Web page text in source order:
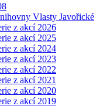
Vlasty Javořické
z akcí 2026
z akcí 2025
z akcí 2024
z akcí 2023
z akcí 2022
z akcí 2021
z akcí 2020
z akcí 2019